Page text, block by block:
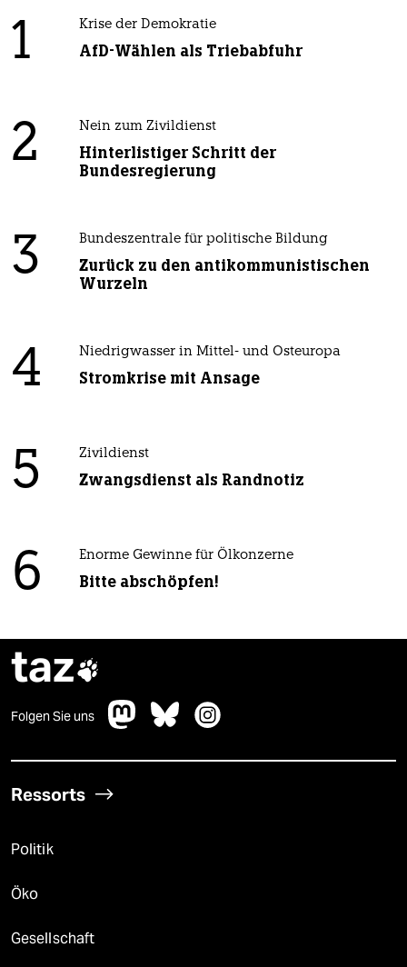
1 Krise der Demokratie
AfD-Wählen als Triebabfuhr
2 Nein zum Zivildienst
Hinterlistiger Schritt der
Bundesregierung
3 Bundeszentrale für politische Bildung
Zurück zu den antikommunistischen
Wurzeln
4 Niedrigwasser in Mittel- und Osteuropa
Stromkrise mit Ansage
5 Zivildienst
Zwangsdienst als Randnotiz
6 Enorme Gewinne für Ölkonzerne
Bitte abschöpfen!
taz
Folgen Sie uns
Ressorts
Politik
Öko
Gesellschaft